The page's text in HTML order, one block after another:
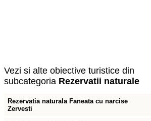
Vezi si alte obiective turistice din
subcategoria Rezervatii naturale
Rezervatia naturala Faneata cu narcise
Zervesti